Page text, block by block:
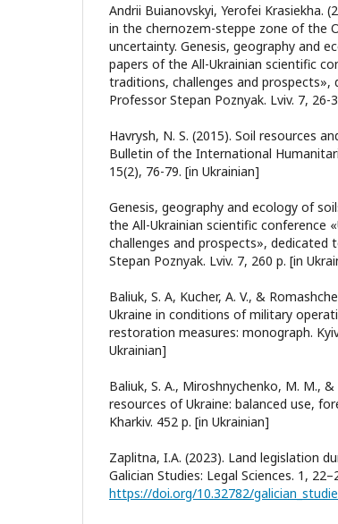
Andrii Buianovskyi, Yerofei Krasiekha.
in the chernozem-steppe zone of the
uncertainty. Genesis, geography and
papers of the All-Ukrainian scientific
traditions, challenges and
Professor Stepan Poznyak. Lviv. 7, 26-
Havrysh, N. S. (2015). Soil resources
Bulletin of the International
15(2), 76-79. [in Ukrainian]
Genesis, geography and ecology of
the All-Ukrainian scientific conference
challenges and prospects»,
Stepan Poznyak. Lviv. 7, 260 p. [in
Baliuk, S. A, Kucher, A. V., &
Ukraine in conditions of military
restoration measures: monograph.
Ukrainian]
Baliuk, S. A., Miroshnychenko, M. M., &
resources of Ukraine: balanced use,
Kharkiv. 452 p. [in Ukrainian]
Zaplitna, I.A. (2023). Land legislation
Galician Studies: Legal Sciences. 1,
https://doi.org/10.32782/